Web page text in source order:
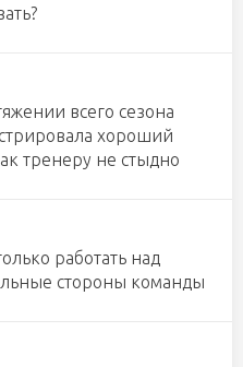
всего сезона
хороший
тренеру не стыдно
работать над
стороны команды